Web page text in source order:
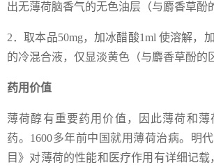
出无薄荷脑香气的无色油层（与麝香草酚
2．取本品50mg，加冰醋酸1ml 使溶解，
的冷混合液，仅显淡黄色（与麝香草酚的
药用价值
薄荷醇有重要药用价值，因此薄荷和
药。1600多年前中国就用薄荷治病。明
目》对薄荷的性能和医疗作用有详细记载